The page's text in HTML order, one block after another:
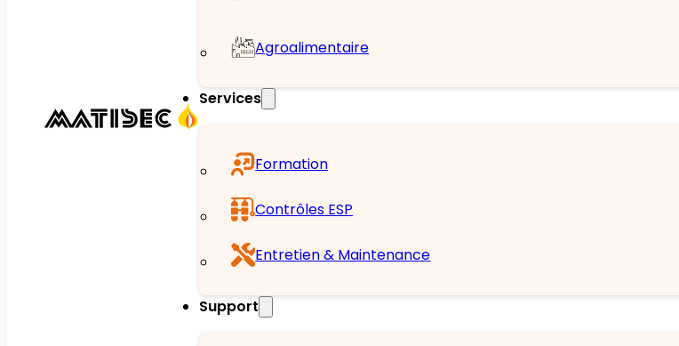
Agroalimentaire
Services
Formation
Contrôles ESP
Entretien & Maintenance
Support